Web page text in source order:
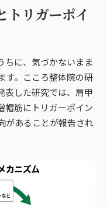
リガーポイ
ちに、気づかないまま
す。こころ整体院の研
表した研究では、肩甲
帽筋にトリガーポイン
があることが報告され